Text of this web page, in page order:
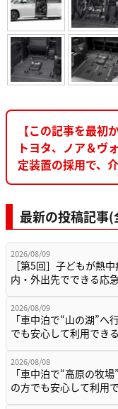
【この記事を最初
トヨタ、ノア＆ヴ
定装置の採用で、
最新の投稿記事(
2026/08/09
［第5回］子どもが熱
内・外出先でできる応
2026/08/09
「車中泊で“山の湖”へ
でも安心して利用でき
2026/08/08
「車中泊で“高原の牧
の方でも安心して利用